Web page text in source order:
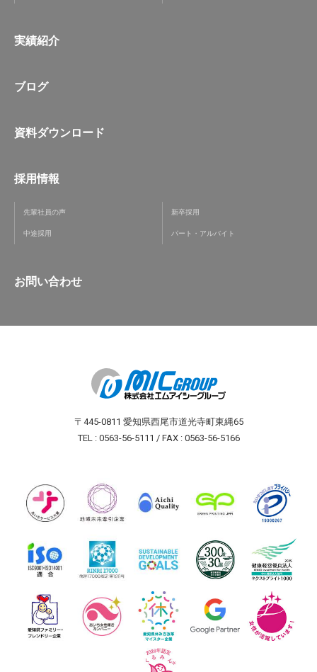
実績紹介
ブログ
資料ダウンロード
採用情報
先輩社員の声 新卒採用
中途採用 パート・アルバイト
お問い合わせ
〒445-0811 愛知県西尾市道光寺町東縄65
TEL : 0563-56-5111 / FAX : 0563-56-5166